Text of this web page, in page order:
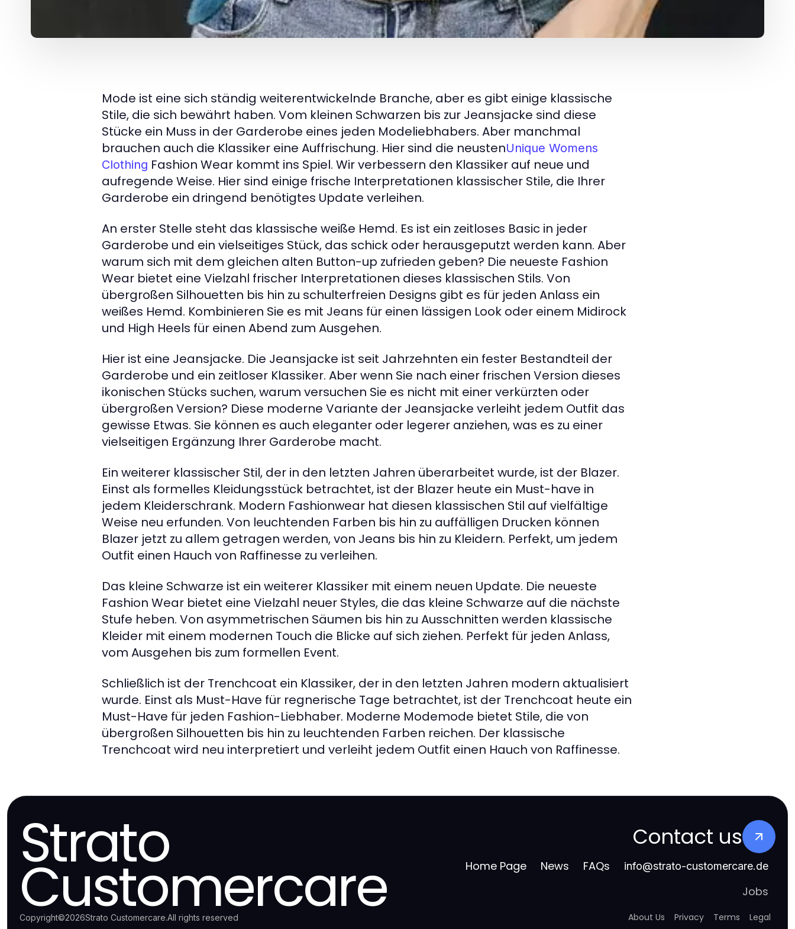
Mode ist eine sich ständig weiterentwickelnde Branche, aber es gibt einige klassische
Stile, die sich bewährt haben. Vom kleinen Schwarzen bis zur Jeansjacke sind diese
Stücke ein Muss in der Garderobe eines jeden Modeliebhabers. Aber manchmal
brauchen auch die Klassiker eine Auffrischung. Hier sind die neustenUnique Womens
Clothing Fashion Wear kommt ins Spiel. Wir verbessern den Klassiker auf neue und
aufregende Weise. Hier sind einige frische Interpretationen klassischer Stile, die Ihrer
Garderobe ein dringend benötigtes Update verleihen.
An erster Stelle steht das klassische weiße Hemd. Es ist ein zeitloses Basic in jeder
Garderobe und ein vielseitiges Stück, das schick oder herausgeputzt werden kann. Aber
warum sich mit dem gleichen alten Button-up zufrieden geben? Die neueste Fashion
Wear bietet eine Vielzahl frischer Interpretationen dieses klassischen Stils. Von
übergroßen Silhouetten bis hin zu schulterfreien Designs gibt es für jeden Anlass ein
weißes Hemd. Kombinieren Sie es mit Jeans für einen lässigen Look oder einem Midirock
und High Heels für einen Abend zum Ausgehen.
Hier ist eine Jeansjacke. Die Jeansjacke ist seit Jahrzehnten ein fester Bestandteil der
Garderobe und ein zeitloser Klassiker. Aber wenn Sie nach einer frischen Version dieses
ikonischen Stücks suchen, warum versuchen Sie es nicht mit einer verkürzten oder
übergroßen Version? Diese moderne Variante der Jeansjacke verleiht jedem Outfit das
gewisse Etwas. Sie können es auch eleganter oder legerer anziehen, was es zu einer
vielseitigen Ergänzung Ihrer Garderobe macht.
Ein weiterer klassischer Stil, der in den letzten Jahren überarbeitet wurde, ist der Blazer.
Einst als formelles Kleidungsstück betrachtet, ist der Blazer heute ein Must-have in
jedem Kleiderschrank. Modern Fashionwear hat diesen klassischen Stil auf vielfältige
Weise neu erfunden. Von leuchtenden Farben bis hin zu auffälligen Drucken können
Blazer jetzt zu allem getragen werden, von Jeans bis hin zu Kleidern. Perfekt, um jedem
Outfit einen Hauch von Raffinesse zu verleihen.
Das kleine Schwarze ist ein weiterer Klassiker mit einem neuen Update. Die neueste
Fashion Wear bietet eine Vielzahl neuer Styles, die das kleine Schwarze auf die nächste
Stufe heben. Von asymmetrischen Säumen bis hin zu Ausschnitten werden klassische
Kleider mit einem modernen Touch die Blicke auf sich ziehen. Perfekt für jeden Anlass,
vom Ausgehen bis zum formellen Event.
Schließlich ist der Trenchcoat ein Klassiker, der in den letzten Jahren modern aktualisiert
wurde. Einst als Must-Have für regnerische Tage betrachtet, ist der Trenchcoat heute ein
Must-Have für jeden Fashion-Liebhaber. Moderne Modemode bietet Stile, die von
übergroßen Silhouetten bis hin zu leuchtenden Farben reichen. Der klassische
Trenchcoat wird neu interpretiert und verleiht jedem Outfit einen Hauch von Raffinesse.
Strato
Customercare
Contact us
Home Page News FAQs info@strato-customercare.de
Jobs
Copyright©2026Strato Customercare.All rights reserved About Us Privacy Terms Legal